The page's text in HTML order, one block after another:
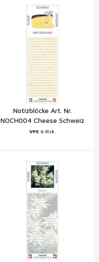
Notizblöcke Art. Nr.
NOCH004 Cheese Schweiz
VPE 6 Stck.